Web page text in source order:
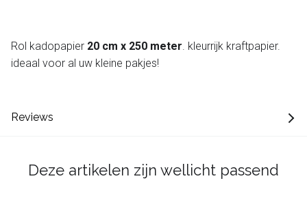
Rol kadopapier 20 cm x 250 meter. kleurrijk kraftpapier.
ideaal voor al uw kleine pakjes!
Reviews
Deze artikelen zijn wellicht passend